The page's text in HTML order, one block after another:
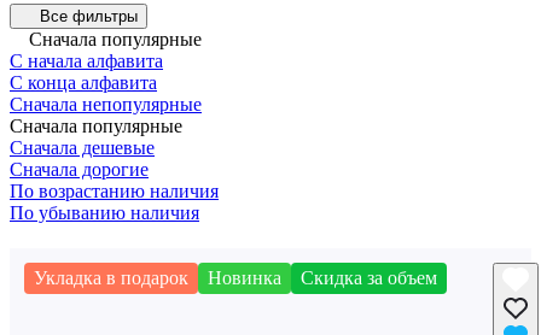
Все фильтры
Сначала популярные
С начала алфавита
С конца алфавита
Сначала непопулярные
Сначала популярные
Сначала дешевые
Сначала дорогие
По возрастанию наличия
По убыванию наличия
Укладка в подарок Новинка Скидка за объем